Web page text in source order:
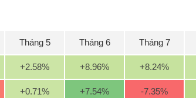
Tháng 5 Tháng 6 Tháng 7
+2.58% +8.96% +8.24%
+0.71% +7.54% -7.35%